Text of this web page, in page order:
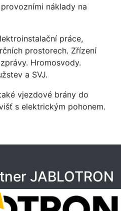
náklady na
práce,
prostorech. Zřízení
Hromosvody.
a SVJ.
vjezdové brány do
s elektrickým pohonem.
JABLOTRON